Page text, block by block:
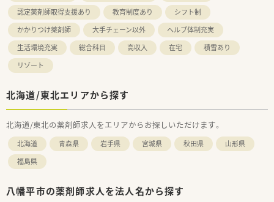
認定薬剤師取得支援あり
教育制度あり
シフト制
かかりつけ薬剤師
大手チェーン以外
ヘルプ体制充実
生活環境充実
総合科目 高収入 在宅
積雪あり
リゾート
北海道/東北エリアから探す
北海道/東北の薬剤師求人をエリアからお探しいただけます。
北海道 青森県 岩手県 宮城県 秋田県
山形県
福島県
八幡平市の薬剤師求人を法人名から探す